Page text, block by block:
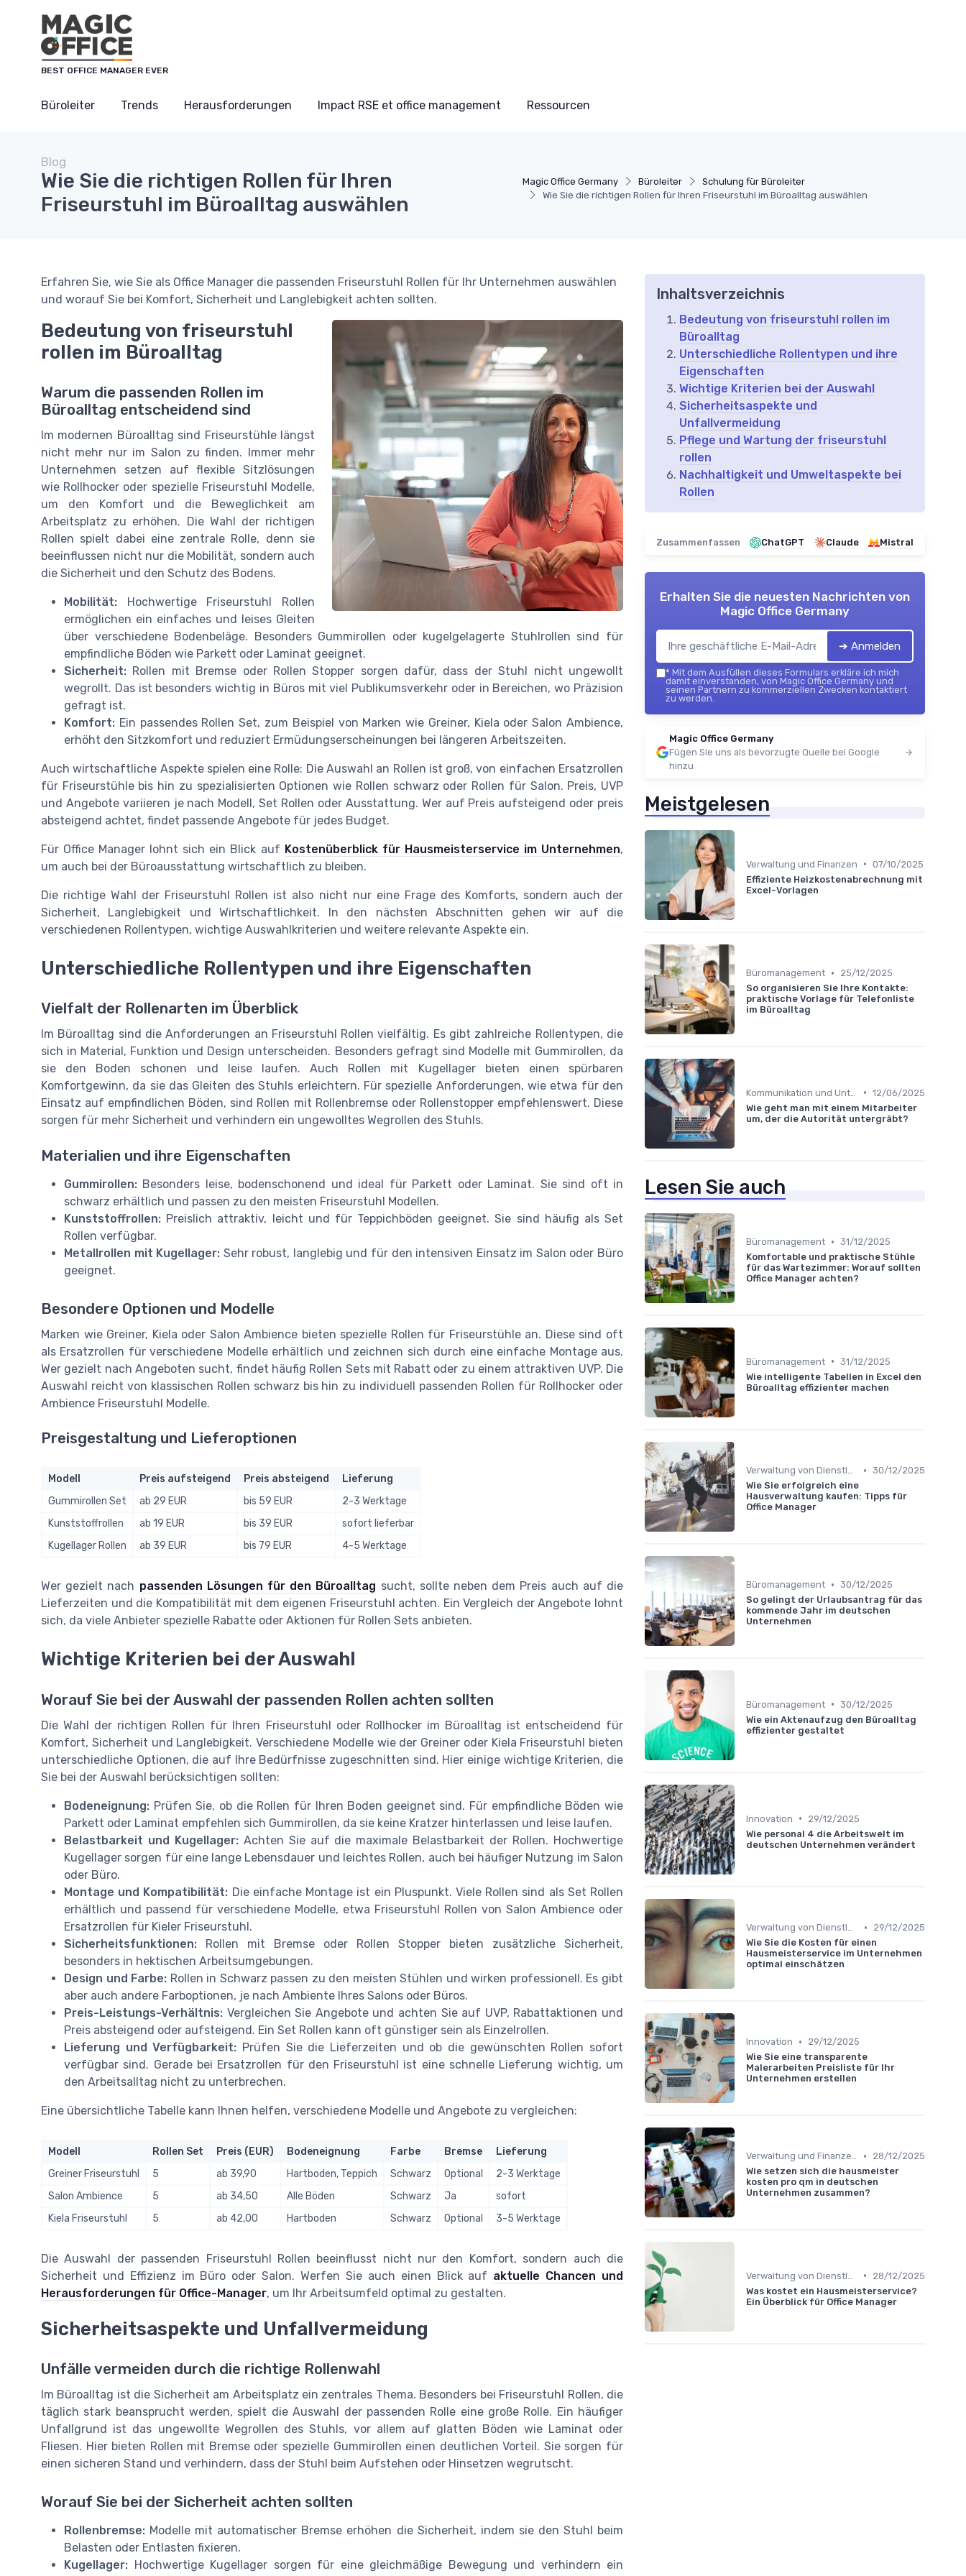
BEST OFFICE MANAGER EVER
Büroleiter Trends Herausforderungen Impact RSE et office management Ressourcen
Magic Office Germany Büroleiter
Schulung für Büroleiter
Wie Sie die richtigen Rollen für Ihren Friseurstuhl im Büroalltag auswählen
Blog
Wie Sie die richtigen Rollen für Ihren
Friseurstuhl im Büroalltag auswählen
Erfahren Sie, wie Sie als Office Manager die passenden Friseurstuhl Rollen für Ihr Unternehmen auswählen
und worauf Sie bei Komfort, Sicherheit und Langlebigkeit achten sollten.
Bedeutung von friseurstuhl
rollen im Büroalltag
Warum die passenden Rollen im
Büroalltag entscheidend sind
Im modernen Büroalltag sind Friseurstühle längst
nicht mehr nur im Salon zu finden. Immer mehr
Unternehmen setzen auf flexible Sitzlösungen
wie Rollhocker oder spezielle Friseurstuhl Modelle,
um den Komfort und die Beweglichkeit am
Arbeitsplatz zu erhöhen. Die Wahl der richtigen
Rollen spielt dabei eine zentrale Rolle, denn sie
beeinflussen nicht nur die Mobilität, sondern auch
die Sicherheit und den Schutz des Bodens.
Mobilität: Hochwertige Friseurstuhl Rollen
ermöglichen ein einfaches und leises Gleiten
über verschiedene Bodenbeläge. Besonders Gummirollen oder kugelgelagerte Stuhlrollen sind für
empfindliche Böden wie Parkett oder Laminat geeignet.
Sicherheit: Rollen mit Bremse oder Rollen Stopper sorgen dafür, dass der Stuhl nicht ungewollt
wegrollt. Das ist besonders wichtig in Büros mit viel Publikumsverkehr oder in Bereichen, wo Präzision
gefragt ist.
Komfort: Ein passendes Rollen Set, zum Beispiel von Marken wie Greiner, Kiela oder Salon Ambience,
erhöht den Sitzkomfort und reduziert Ermüdungserscheinungen bei längeren Arbeitszeiten.
Auch wirtschaftliche Aspekte spielen eine Rolle: Die Auswahl an Rollen ist groß, von einfachen Ersatzrollen
für Friseurstühle bis hin zu spezialisierten Optionen wie Rollen schwarz oder Rollen für Salon. Preis, UVP
und Angebote variieren je nach Modell, Set Rollen oder Ausstattung. Wer auf Preis aufsteigend oder preis
absteigend achtet, findet passende Angebote für jedes Budget.
Für Office Manager lohnt sich ein Blick auf Kostenüberblick für Hausmeisterservice im Unternehmen,
um auch bei der Büroausstattung wirtschaftlich zu bleiben.
Die richtige Wahl der Friseurstuhl Rollen ist also nicht nur eine Frage des Komforts, sondern auch der
Sicherheit, Langlebigkeit und Wirtschaftlichkeit. In den nächsten Abschnitten gehen wir auf die
verschiedenen Rollentypen, wichtige Auswahlkriterien und weitere relevante Aspekte ein.
Unterschiedliche Rollentypen und ihre Eigenschaften
Vielfalt der Rollenarten im Überblick
Im Büroalltag sind die Anforderungen an Friseurstuhl Rollen vielfältig. Es gibt zahlreiche Rollentypen, die
sich in Material, Funktion und Design unterscheiden. Besonders gefragt sind Modelle mit Gummirollen, da
sie den Boden schonen und leise laufen. Auch Rollen mit Kugellager bieten einen spürbaren
Komfortgewinn, da sie das Gleiten des Stuhls erleichtern. Für spezielle Anforderungen, wie etwa für den
Einsatz auf empfindlichen Böden, sind Rollen mit Rollenbremse oder Rollenstopper empfehlenswert. Diese
sorgen für mehr Sicherheit und verhindern ein ungewolltes Wegrollen des Stuhls.
Materialien und ihre Eigenschaften
Gummirollen: Besonders leise, bodenschonend und ideal für Parkett oder Laminat. Sie sind oft in
schwarz erhältlich und passen zu den meisten Friseurstuhl Modellen.
Kunststoffrollen: Preislich attraktiv, leicht und für Teppichböden geeignet. Sie sind häufig als Set
Rollen verfügbar.
Metallrollen mit Kugellager: Sehr robust, langlebig und für den intensiven Einsatz im Salon oder Büro
geeignet.
Besondere Optionen und Modelle
Marken wie Greiner, Kiela oder Salon Ambience bieten spezielle Rollen für Friseurstühle an. Diese sind oft
als Ersatzrollen für verschiedene Modelle erhältlich und zeichnen sich durch eine einfache Montage aus.
Wer gezielt nach Angeboten sucht, findet häufig Rollen Sets mit Rabatt oder zu einem attraktiven UVP. Die
Auswahl reicht von klassischen Rollen schwarz bis hin zu individuell passenden Rollen für Rollhocker oder
Ambience Friseurstuhl Modelle.
Preisgestaltung und Lieferoptionen
Modell Preis aufsteigend Preis absteigend
Lieferung
Gummirollen Set
ab 29 EUR bis 59 EUR
2-3 Werktage
Kunststoffrollen
ab 19 EUR bis 39 EUR
sofort lieferbar
Kugellager Rollen
ab 39 EUR bis 79 EUR 4-5 Werktage
Wer gezielt nach passenden Lösungen für den Büroalltag sucht, sollte neben dem Preis auch auf die
Lieferzeiten und die Kompatibilität mit dem eigenen Friseurstuhl achten. Ein Vergleich der Angebote lohnt
sich, da viele Anbieter spezielle Rabatte oder Aktionen für Rollen Sets anbieten.
Wichtige Kriterien bei der Auswahl
Worauf Sie bei der Auswahl der passenden Rollen achten sollten
Die Wahl der richtigen Rollen für Ihren Friseurstuhl oder Rollhocker im Büroalltag ist entscheidend für
Komfort, Sicherheit und Langlebigkeit. Verschiedene Modelle wie der Greiner oder Kiela Friseurstuhl bieten
unterschiedliche Optionen, die auf Ihre Bedürfnisse zugeschnitten sind. Hier einige wichtige Kriterien, die
Sie bei der Auswahl berücksichtigen sollten:
Bodeneignung: Prüfen Sie, ob die Rollen für Ihren Boden geeignet sind. Für empfindliche Böden wie
Parkett oder Laminat empfehlen sich Gummirollen, da sie keine Kratzer hinterlassen und leise laufen.
Belastbarkeit und Kugellager:Achten Sie auf die maximale Belastbarkeit der Rollen. Hochwertige
Kugellager sorgen für eine lange Lebensdauer und leichtes Rollen, auch bei häufiger Nutzung im Salon
oder Büro.
Montage und Kompatibilität: Die einfache Montage ist ein Pluspunkt. Viele Rollen sind als Set Rollen
erhältlich und passend für verschiedene Modelle, etwa Friseurstuhl Rollen von Salon Ambience oder
Ersatzrollen für Kieler Friseurstuhl.
Sicherheitsfunktionen: Rollen mit Bremse oder Rollen Stopper bieten zusätzliche Sicherheit,
besonders in hektischen Arbeitsumgebungen.
Design und Farbe: Rollen in Schwarz passen zu den meisten Stühlen und wirken professionell. Es gibt
aber auch andere Farboptionen, je nach Ambiente Ihres Salons oder Büros.
Preis-Leistungs-Verhältnis: Vergleichen Sie Angebote und achten Sie auf UVP, Rabattaktionen und
Preis absteigend oder aufsteigend. Ein Set Rollen kann oft günstiger sein als Einzelrollen.
Lieferung und Verfügbarkeit: Prüfen Sie die Lieferzeiten und ob die gewünschten Rollen sofort
verfügbar sind. Gerade bei Ersatzrollen für den Friseurstuhl ist eine schnelle Lieferung wichtig, um
den Arbeitsalltag nicht zu unterbrechen.
Eine übersichtliche Tabelle kann Ihnen helfen, verschiedene Modelle und Angebote zu vergleichen:
Modell Rollen Set Preis (EUR) Bodeneignung Farbe Bremse
Lieferung
Greiner Friseurstuhl
5 ab 39,90 Hartboden, Teppich Schwarz Optional
2-3 Werktage
Salon Ambience
5 ab 34,50 Alle Böden Schwarz Ja
sofort
Kiela Friseurstuhl
5 ab 42,00 Hartboden Schwarz Optional 3-5 Werktage
Die Auswahl der passenden Friseurstuhl Rollen beeinflusst nicht nur den Komfort, sondern auch die
Sicherheit und Effizienz im Büro oder Salon. Werfen Sie auch einen Blick auf aktuelle Chancen und
Herausforderungen für Office-Manager, um Ihr Arbeitsumfeld optimal zu gestalten.
Sicherheitsaspekte und Unfallvermeidung
Unfälle vermeiden durch die richtige Rollenwahl
Im Büroalltag ist die Sicherheit am Arbeitsplatz ein zentrales Thema. Besonders bei Friseurstuhl Rollen, die
täglich stark beansprucht werden, spielt die Auswahl der passenden Rolle eine große Rolle. Ein häufiger
Unfallgrund ist das ungewollte Wegrollen des Stuhls, vor allem auf glatten Böden wie Laminat oder
Fliesen. Hier bieten Rollen mit Bremse oder spezielle Gummirollen einen deutlichen Vorteil. Sie sorgen für
einen sicheren Stand und verhindern, dass der Stuhl beim Aufstehen oder Hinsetzen wegrutscht.
Worauf Sie bei der Sicherheit achten sollten
Rollenbremse: Modelle mit automatischer Bremse erhöhen die Sicherheit, indem sie den Stuhl beim
Belasten oder Entlasten fixieren.
Kugellager: Hochwertige Kugellager sorgen für eine gleichmäßige Bewegung und verhindern ein
Inhaltsverzeichnis
Bedeutung von friseurstuhl rollen im
Büroalltag
Unterschiedliche Rollentypen und ihre
Eigenschaften
Wichtige Kriterien bei der Auswahl
Sicherheitsaspekte und
Unfallvermeidung
Pflege und Wartung der friseurstuhl
rollen
Nachhaltigkeit und Umweltaspekte bei
Rollen
Zusammenfassen ChatGPT Claude Mistral
Erhalten Sie die neuesten Nachrichten von
Magic Office Germany
➔ Anmelden
* Mit dem Ausfüllen dieses Formulars erkläre ich mich
damit einverstanden, von Magic Office Germany und
seinen Partnern zu kommerziellen Zwecken kontaktiert
zu werden.
Magic Office Germany
Fügen Sie uns als bevorzugte Quelle bei Google
hinzu
Meistgelesen
Verwaltung und Finanzen • 07/10/2025
Effiziente Heizkostenabrechnung mit
Excel-Vorlagen
Büromanagement •
25/12/2025
So organisieren Sie Ihre Kontakte:
praktische Vorlage für Telefonliste
im Büroalltag
• 12/06/2025
Wie geht man mit einem Mitarbeiter
um, der die Autorität untergräbt?
Lesen Sie auch
Büromanagement • 31/12/2025
Komfortable und praktische Stühle
für das Wartezimmer: Worauf sollten
Office Manager achten?
Büromanagement • 31/12/2025
Wie intelligente Tabellen in Excel den
Büroalltag effizienter machen
Verwaltung von Dienstleistern • 30/12/2025
Wie Sie erfolgreich eine
Hausverwaltung kaufen: Tipps für
Office Manager
Büromanagement • 30/12/2025
So gelingt der Urlaubsantrag für das
kommende Jahr im deutschen
Unternehmen
Büromanagement • 30/12/2025
Wie ein Aktenaufzug den Büroalltag
effizienter gestaltet
Innovation •
29/12/2025
Wie personal 4 die Arbeitswelt im
deutschen Unternehmen verändert
Verwaltung von Dienstleistern •
29/12/2025
Wie Sie die Kosten für einen
Hausmeisterservice im Unternehmen
optimal einschätzen
Innovation •
29/12/2025
Wie Sie eine transparente
Malerarbeiten Preisliste für Ihr
Unternehmen erstellen
Verwaltung und Finanzen •
28/12/2025
Wie setzen sich die hausmeister
kosten pro qm in deutschen
Unternehmen zusammen?
•
28/12/2025
Was kostet ein Hausmeisterservice?
Ein Überblick für Office Manager